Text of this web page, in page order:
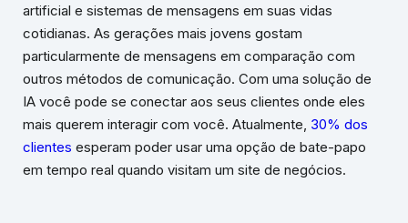
artificial e sistemas de mensagens em suas vidas
cotidianas. As gerações mais jovens gostam
particularmente de mensagens em comparação com
outros métodos de comunicação. Com uma solução de
IA você pode se conectar aos seus clientes onde eles
mais querem interagir com você. Atualmente, 30% dos
clientes esperam poder usar uma opção de bate-papo
em tempo real quando visitam um site de negócios.